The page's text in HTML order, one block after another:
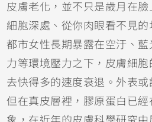
皮膚老化，並不只是歲月在
細胞深處、從你肉眼看不見
都市女性長期暴露在空汙、
力等環境壓力之下，皮膚細
去快得多的速度衰退。外表或
但在真皮層裡，膠原蛋白已